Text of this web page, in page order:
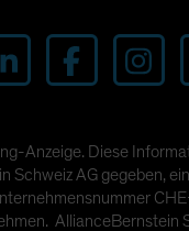
Anzeige. Diese
Schweiz AG gegeben,
AllianceBernstein